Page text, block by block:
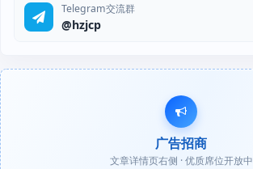
Telegram交流群
@hzjcp
广告招商
文章详情页右侧 · 优质席位开放中